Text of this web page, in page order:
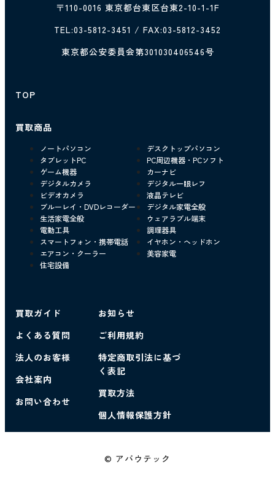
〒110-0016 東京都台東区台東2-10-1-1F
TEL:03-5812-3451 / FAX:03-5812-3452
東京都公安委員会第301030406546号
TOP
買取商品
ノートパソコン
デスクトップパソコン
タブレットPC
PC周辺機器・PCソフト
ゲーム機器
カーナビ
デジタルカメラ
デジタル一眼レフ
ビデオカメラ
液晶テレビ
ブルーレイ・DVDレコーダー
デジタル家電全般
生活家電全般
ウェアラブル端末
電動工具
調理器具
スマートフォン・携帯電話
イヤホン・ヘッドホン
エアコン・クーラー
美容家電
住宅設備
買取ガイド
よくある質問
法人のお客様
会社案内
お問い合わせ
お知らせ
ご利用規約
特定商取引法に基づ
く表記
買取方法
個人情報保護方針
© アバウテック